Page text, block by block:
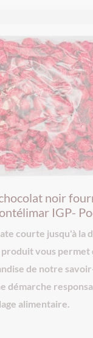
noir
IGP-
courte jusqu'à la
vous
de notre
démarche
alimentaire.